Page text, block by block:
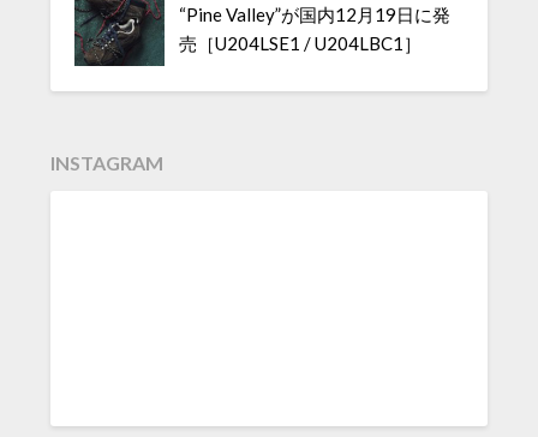
“Pine Valley”が国内12月19日に発
売［U204LSE1 / U204LBC1］
INSTAGRAM